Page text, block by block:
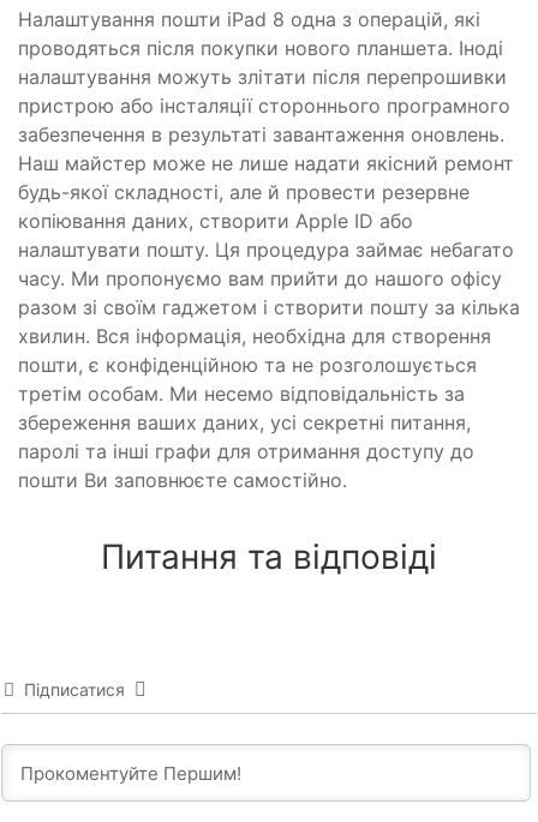
Налаштування пошти iPad 8 одна з операцій, які
проводяться після покупки нового планшета. Іноді
налаштування можуть злітати після перепрошивки
пристрою або інсталяції стороннього програмного
забезпечення в результаті завантаження оновлень.
Наш майстер може не лише надати якісний ремонт
будь-якої складності, але й провести резервне
копіювання даних, створити Apple ID або
налаштувати пошту. Ця процедура займає небагато
часу. Ми пропонуємо вам прийти до нашого офісу
разом зі своїм гаджетом і створити пошту за кілька
хвилин. Вся інформація, необхідна для створення
пошти, є конфіденційною та не розголошується
третім особам. Ми несемо відповідальність за
збереження ваших даних, усі секретні питання,
паролі та інші графи для отримання доступу до
пошти Ви заповнюєте самостійно.
Питання та відповіді
Підписатися